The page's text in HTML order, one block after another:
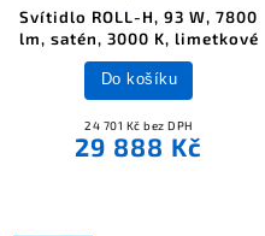
Svítidlo ROLL-H, 93 W, 7800
lm, satén, 3000 K, limetkové
24 701 Kč bez DPH
29 888 Kč
Do košíku